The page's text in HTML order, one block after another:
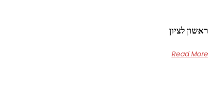
ראשון לציון
Read More